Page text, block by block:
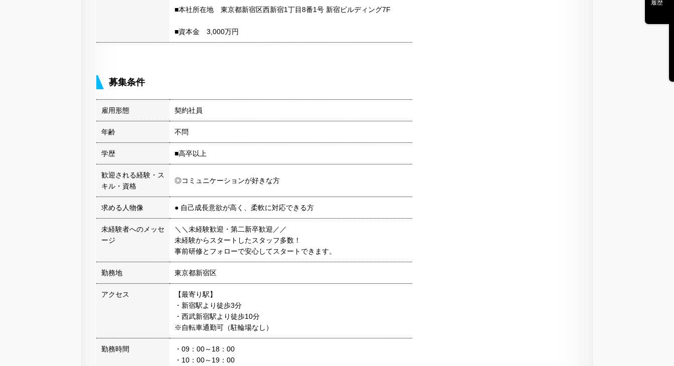
■本社所在地 東京都新宿区西新宿1丁目8番1号 新宿ビルディング7F
■資本金 3,000万円
募集条件
雇用形態 契約社員
年齢 不問
学歴 ■高卒以上
歓迎される経験・ス
キル・資格
◎コミュニケーションが好きな方
求める人物像 ● 自己成長意欲が高く、柔軟に対応できる方
未経験者へのメッセ
ージ
＼＼未経験歓迎・第二新卒歓迎／／
未経験からスタートしたスタッフ多数！
事前研修とフォローで安心してスタートできます。
勤務地 東京都新宿区
アクセス
【最寄り駅】
・新宿駅より徒歩3分
・西武新宿駅より徒歩10分
※自転車通勤可（駐輪場なし）
勤務時間
・09：00～18：00
・10：00～19：00
履歴